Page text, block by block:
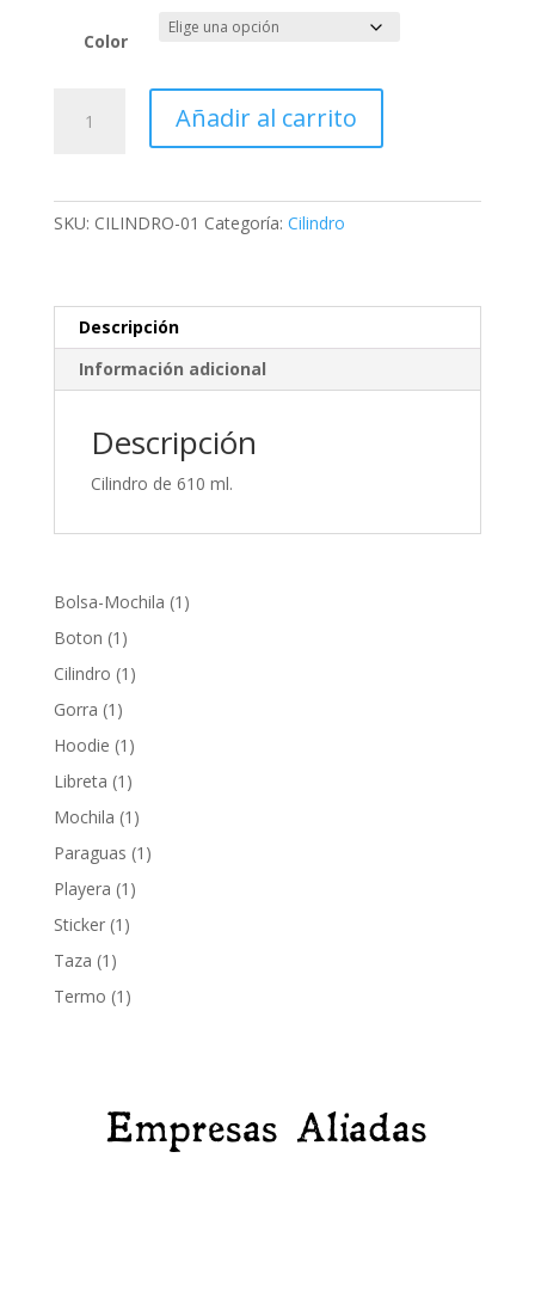
Color
Añadir al carrito
SKU: CILINDRO-01 Categoría: Cilindro
Descripción
Información adicional
Descripción
Cilindro de 610 ml.
Bolsa-Mochila 1 1
Boton 1 1
producto
Cilindro 1 1
Gorra 1 1
producto
Hoodie 1 1
producto
Libreta 1 1
producto
Mochila 1 1
producto
Paraguas 1 1
Playera 1 1
Sticker 1 1
Taza 1 1
producto
Termo 1 1
Empresas Aliadas